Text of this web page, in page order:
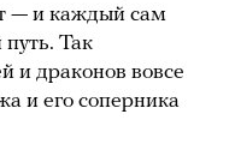
— и каждый сам
Так
и драконов вовсе
и его соперника